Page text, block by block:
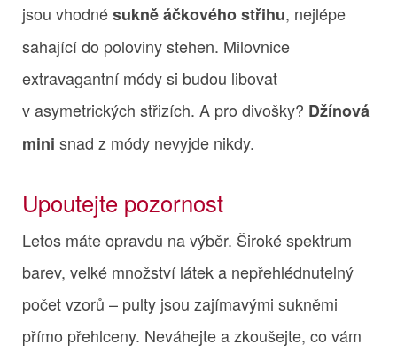
jsou vhodnésukně áčkového střihu, nejlépe
sahající do poloviny stehen. Milovnice
extravagantní módy si budou libovat
v asymetrických střizích. A pro divošky? Džínová
mini snad z módy nevyjde nikdy.
Upoutejte pozornost
Letos máte opravdu na výběr. Široké spektrum
barev, velké množství látek a nepřehlédnutelný
počet vzorů – pulty jsou zajímavými sukněmi
přímo přehlceny. Neváhejte a zkoušejte, co vám